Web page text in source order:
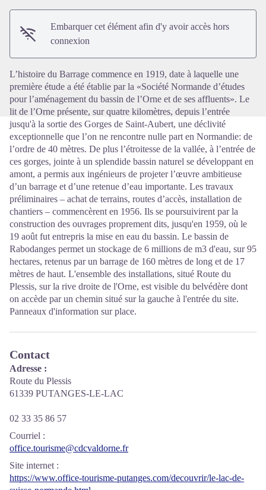
Voir l'image en plein écran
Embarquer cet élément afin d'y avoir accès hors
connexion
L’histoire du Barrage commence en 1919, date à laquelle une
première étude a été établie par la «Société Normande d’études
pour l’aménagement du bassin de l’Orne et de ses affluents». Le
lit de l’Orne présente, sur quatre kilomètres, depuis l’entrée
jusqu'à la sortie des Gorges de Saint-Aubert, une déclivité
exceptionnelle que l’on ne rencontre nulle part en Normandie: de
l’ordre de 40 mètres. De plus l’étroitesse de la vallée, à l’entrée de
ces gorges, jointe à un splendide bassin naturel se développant en
amont, a permis aux ingénieurs de projeter l’œuvre ambitieuse
d’un barrage et d’une retenue d’eau importante. Les travaux
préliminaires – achat de terrains, routes d’accès, installation de
chantiers – commencèrent en 1956. Ils se poursuivirent par la
construction des ouvrages proprement dits, jusqu'en 1959, où le
19 août fut entrepris la mise en eau du bassin. Le bassin de
Rabodanges permet un stockage de 6 millions de m3 d'eau, sur 95
hectares, retenus par un barrage de 160 mètres de long et de 17
mètres de haut. L'ensemble des installations, situé Route du
Plessis, sur la rive droite de l'Orne, est visible du belvédère dont
on accède par un chemin situé sur la gauche à l'entrée du site.
Panneaux d'information sur place.
Contact
Adresse :
Route du Plessis
61339 PUTANGES-LE-LAC
02 33 35 86 57
Courriel :
office.tourisme@cdcvaldorne.fr
Site internet :
https://www.office-tourisme-putanges.com/decouvrir/le-lac-de-